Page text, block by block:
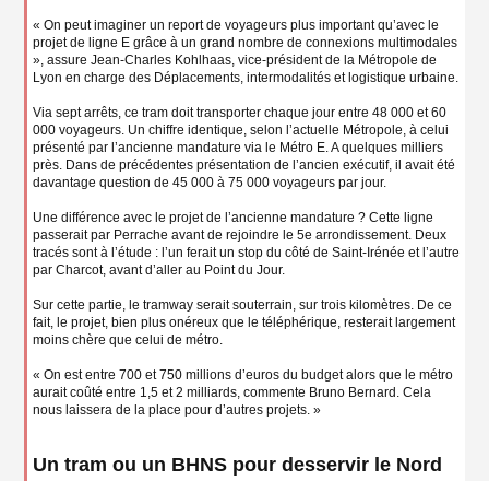
« On peut imaginer un report de voyageurs plus important qu’avec le
projet de ligne E grâce à un grand nombre de connexions multimodales
», assure Jean-Charles Kohlhaas, vice-président de la Métropole de
Lyon en charge des Déplacements, intermodalités et logistique urbaine.
Via sept arrêts, ce tram doit transporter chaque jour entre 48 000 et 60
000 voyageurs. Un chiffre identique, selon l’actuelle Métropole, à celui
présenté par l’ancienne mandature via le Métro E. A quelques milliers
près. Dans de précédentes présentation de l’ancien exécutif, il avait été
davantage question de 45 000 à 75 000 voyageurs par jour.
Une différence avec le projet de l’ancienne mandature ? Cette ligne
passerait par Perrache avant de rejoindre le 5e arrondissement. Deux
tracés sont à l’étude : l’un ferait un stop du côté de Saint-Irénée et l’autre
par Charcot, avant d’aller au Point du Jour.
Sur cette partie, le tramway serait souterrain, sur trois kilomètres. De ce
fait, le projet, bien plus onéreux que le téléphérique, resterait largement
moins chère que celui de métro.
« On est entre 700 et 750 millions d’euros du budget alors que le métro
aurait coûté entre 1,5 et 2 milliards, commente Bruno Bernard. Cela
nous laissera de la place pour d’autres projets. »
Un tram ou un BHNS pour desservir le Nord